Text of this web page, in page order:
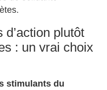
plutôt
: un vrai choix
stimulants du